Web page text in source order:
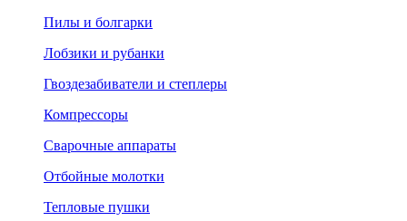
Пилы и болгарки
Лобзики и рубанки
Гвоздезабиватели и степлеры
Компрессоры
Сварочные аппараты
Отбойные молотки
Тепловые пушки